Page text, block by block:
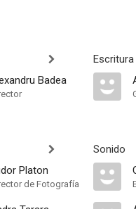
Badea
Platon
de Fotografía
Escritura
Sonido